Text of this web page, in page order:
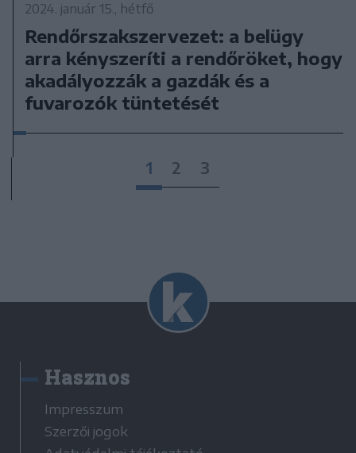
2024. január 15., hétfő
Rendőrszakszervezet: a belügy
arra kényszeríti a rendőröket, hogy
akadályozzák a gazdák és a
fuvarozók tüntetését
1 2 3
Hasznos
Impresszum
Szerzői jogok